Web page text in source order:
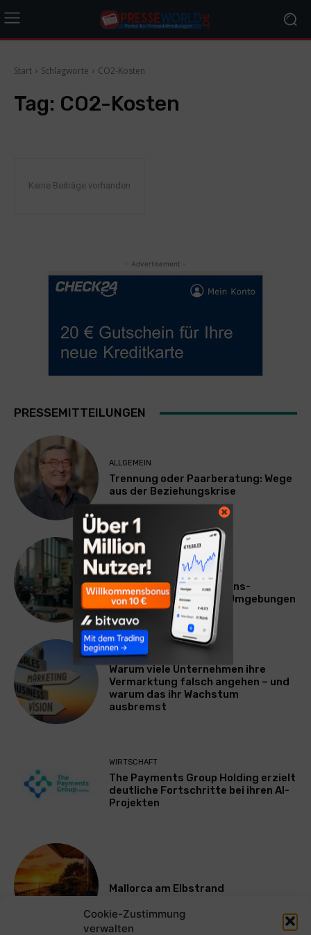
Cookie-Zustimmung
verwalten
Start Schlagworte CO2-Kosten
Tag: CO2-Kosten
Keine Beiträge vorhanden
- Advertisement -
PRESSEMITTEILUNGEN
ALLGEMEIN
Trennung oder Paarberatung: Wege
aus der Beziehungskrise
TECHNIK
SourcingBlox startet
CentaurNexus: Operations-
Plattform für Zscaler-Umgebungen
WERBUNG & MARKETING
Warum viele Unternehmen ihre
Vermarktung falsch angehen – und
warum das ihr Wachstum
ausbremst
WIRTSCHAFT
The Payments Group Holding erzielt
deutliche Fortschritte bei ihren AI-
Projekten
Mallorca am Elbstrand